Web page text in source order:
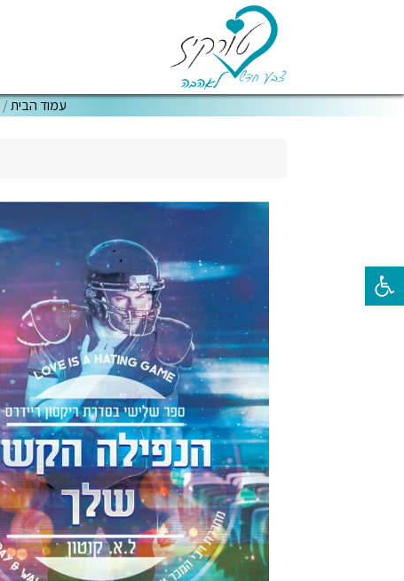
פתח סרגל נגישות
עמוד הבית/